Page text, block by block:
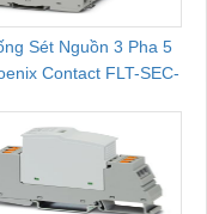
Sét Nguồn 3 Pha 5
Contact FLT-SEC-